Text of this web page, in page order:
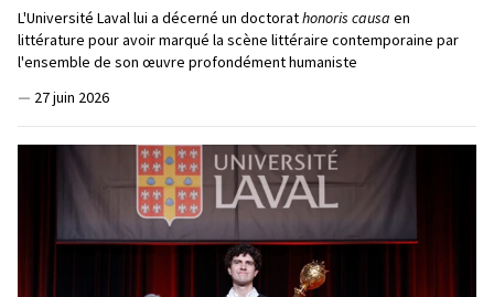
L'Université Laval lui a décerné un doctorathonoris causa en
littérature pour avoir marqué la scène littéraire contemporaine par
l'ensemble de son œuvre profondément humaniste
— 27 juin 2026